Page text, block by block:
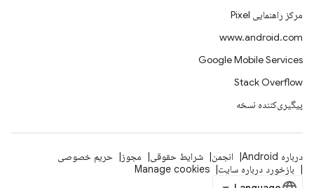
مرکز راهنمایی Pixel
www.android.com
Google Mobile Services
Stack Overflow
پیگیری‌کننده نسخه
درباره Android انجمن شرایط حقوقی مجوز
حریم خصوصی
بازخورد درباره سایت
Manage cookies